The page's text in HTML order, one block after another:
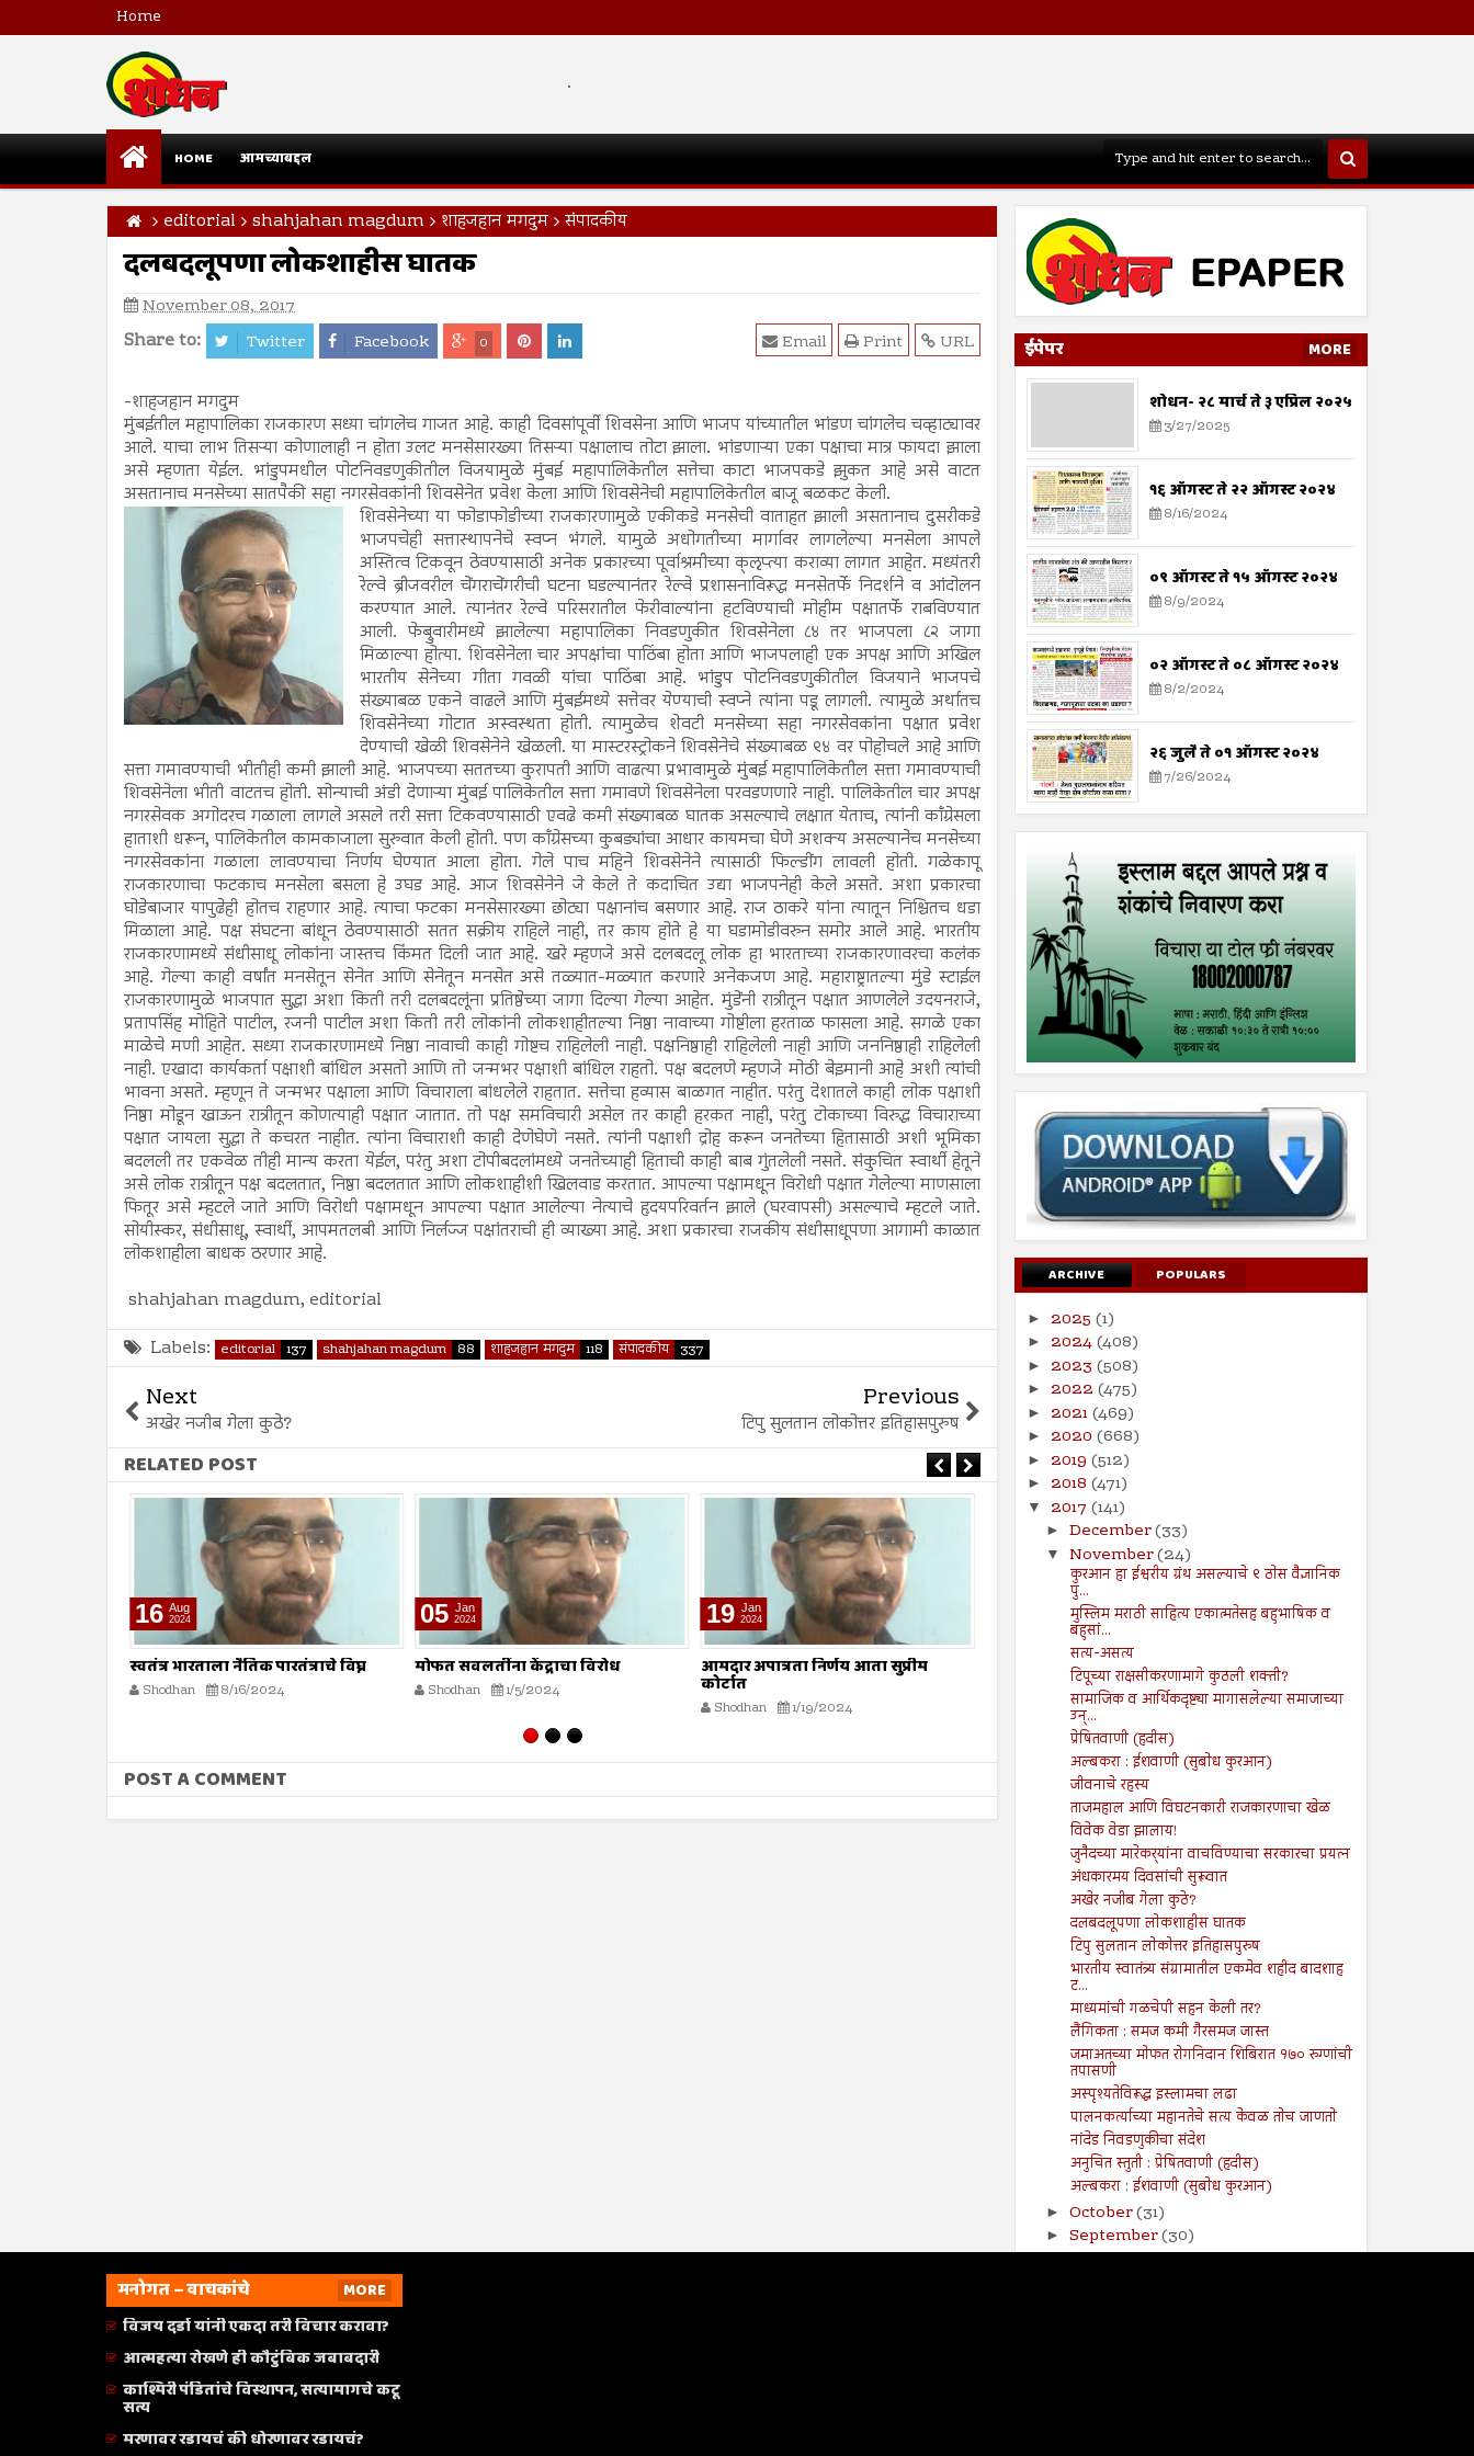
Home
.
HOME आमच्याबद्दल
editorial shahjahan magdum शाहजहान मगदुम संपादकीय
दलबदलूपणा लोकशाहीस घातक
November 08, 2017
Share to: Twitter Facebook 0 URL
Print
Email
-शाहजहान मगदुम
मुंबईतील महापालिका राजकारण सध्या चांगलेच गाजत आहे. काही दिवसांपूर्वी शिवसेना आणि भाजप यांच्यातील भांडण चांगलेच चव्हाट्यावर
आले. याचा लाभ तिसऱ्या कोणालाही न होता उलट मनसेसारख्या तिसऱ्या पक्षालाच तोटा झाला. भांडणाऱ्या एका पक्षाचा मात्र फायदा झाला
असे म्हणता येईल. भांडुपमधील पोटनिवडणुकीतील विजयामुळे मुंबई महापालिकेतील सत्तेचा काटा भाजपकडे झुकत आहे असे वाटत
असतानाच मनसेच्या सातपैकी सहा नगरसेवकांनी शिवसेनेत प्रवेश केला आणि शिवसेनेची महापालिकेतील बाजू बळकट केली.
शिवसेनेच्या या फोडाफोडीच्या राजकारणामुळे एकीकडे मनसेची वाताहत झाली असतानाच दुसरीकडे
भाजपचेही सत्तास्थापनेचे स्वप्न भंगले. यामुळे अधोगतीच्या मार्गावर लागलेल्या मनसेला आपले
अस्तित्व टिकवून ठेवण्यासाठी अनेक प्रकारच्या पूर्वाश्रमीच्या क्ऌप्त्या कराव्या लागत आहेत. मध्यंतरी
रेल्वे ब्रीजवरील चेंगराचेंगरीची घटना घडल्यानंतर रेल्वे प्रशासनाविरूद्ध मनसेतर्फे निदर्शने व आंदोलन
करण्यात आले. त्यानंतर रेल्वे परिसरातील फेरीवाल्यांना हटविण्याची मोहीम पक्षातर्फे राबविण्यात
आली. फेब्रुवारीमध्ये झालेल्या महापालिका निवडणुकीत शिवसेनेला ८४ तर भाजपला ८२ जागा
मिळाल्या होत्या. शिवसेनेला चार अपक्षांचा पाठिंबा होता आणि भाजपलाही एक अपक्ष आणि अखिल
भारतीय सेनेच्या गीता गवळी यांचा पाठिंबा आहे. भांडुप पोटनिवडणुकीतील विजयाने भाजपचे
संख्याबळ एकने वाढले आणि मुंबईमध्ये सत्तेवर येण्याची स्वप्ने त्यांना पडू लागली. त्यामुळे अर्थातच
शिवसेनेच्या गोटात अस्वस्थता होती. त्यामुळेच शेवटी मनसेच्या सहा नगरसेवकांना पक्षात प्रवेश
देण्याची खेळी शिवसेनेने खेळली. या मास्टरस्ट्रोकने शिवसेनेचे संख्याबळ ९४ वर पोहोचले आहे आणि
सत्ता गमावण्याची भीतीही कमी झाली आहे. भाजपच्या सततच्या कुरापती आणि वाढत्या प्रभावामुळे मुंबई महापालिकेतील सत्ता गमावण्याची
शिवसेनेला भीती वाटतच होती. सोन्याची अंडी देणाऱ्या मुंबई पालिकेतील सत्ता गमावणे शिवसेनेला परवडणणारे नाही. पालिकेतील चार अपक्ष
नगरसेवक अगोदरच गळाला लागले असले तरी सत्ता टिकवण्यासाठी एवढे कमी संख्याबळ घातक असल्याचे लक्षात येताच, त्यांनी काँग्रेसला
हाताशी धरून, पालिकेतील कामकाजाला सुरुवात केली होती. पण काँग्रेसच्या कुबड्यांचा आधार कायमचा घेणे अशक्य असल्यानेच मनसेच्या
नगरसेवकांना गळाला लावण्याचा निर्णय घेण्यात आला होता. गेले पाच महिने शिवसेनेने त्यासाठी फिल्डींग लावली होती. गळेकापू
राजकारणाचा फटकाच मनसेला बसला हे उघड आहे. आज शिवसेनेने जे केले ते कदाचित उद्या भाजपनेही केले असते. अशा प्रकारचा
घोडेबाजार यापुढेही होतच राहणार आहे. त्याचा फटका मनसेसारख्या छोट्या पक्षानांच बसणार आहे. राज ठाकरे यांना त्यातून निश्चितच धडा
मिळाला आहे. पक्ष संघटना बांधून ठेवण्यासाठी सतत सक्रीय राहिले नाही, तर काय होते हे या घडामोडीवरुन समोर आले आहे. भारतीय
राजकारणामध्ये संधीसाधू लोकांना जास्तच किंमत दिली जात आहे. खरे म्हणजे असे दलबदलू लोक हा भारताच्या राजकारणावरचा कलंक
आहे. गेल्या काही वर्षांत मनसेतून सेनेत आणि सेनेतून मनसेत असे तळ्यात-मळ्यात करणारे अनेकजण आहे. महाराष्ट्रातल्या मुंडे स्टाईल
राजकारणामुळे भाजपात सुद्धा अशा किती तरी दलबदलूंना प्रतिष्ठेच्या जागा दिल्या गेल्या आहेत. मुंडेंनी रात्रीतून पक्षात आणलेले उदयनराजे,
प्रतापसिंह मोहिते पाटील, रजनी पाटील अशा किती तरी लोकांनी लोकशाहीतल्या निष्ठा नावाच्या गोष्टीला हरताळ फासला आहे. सगळे एका
माळेचे मणी आहेत. सध्या राजकारणामध्ये निष्ठा नावाची काही गोष्टच राहिलेली नाही. पक्षनिष्ठाही राहिलेली नाही आणि जननिष्ठाही राहिलेली
नाही. एखादा कार्यकर्ता पक्षाशी बांधिल असतो आणि तो जन्मभर पक्षाशी बांधिल राहतो. पक्ष बदलणे म्हणजे मोठी बेइमानी आहे अशी त्यांची
भावना असते. म्हणून ते जन्मभर पक्षाला आणि विचाराला बांधलेले राहतात. सत्तेचा हव्यास बाळगत नाहीत. परंतु देशातले काही लोक पक्षाशी
निष्ठा मोडून खाऊन रात्रीतून कोणत्याही पक्षात जातात. तो पक्ष समविचारी असेल तर काही हरकत नाही, परंतु टोकाच्या विरुद्ध विचाराच्या
पक्षात जायला सुद्धा ते कचरत नाहीत. त्यांना विचाराशी काही देणेघेणे नसते. त्यांनी पक्षाशी द्रोह करून जनतेच्या हितासाठी अशी भूमिका
बदलली तर एकवेळ तीही मान्य करता येईल, परंतु अशा टोपीबदलांमध्ये जनतेच्याही हिताची काही बाब गुंतलेली नसते. संकुचित स्वार्थी हेतूने
असे लोक रात्रीतून पक्ष बदलतात, निष्ठा बदलतात आणि लोकशाहीशी खिलवाड करतात. आपल्या पक्षामधून विरोधी पक्षात गेलेल्या माणसाला
फितूर असे म्हटले जाते आणि विरोधी पक्षामधून आपल्या पक्षात आलेल्या नेत्याचे हृदयपरिवर्तन झाले (घरवापसी) असल्याचे म्हटले जाते.
सोयीस्कर, संधीसाधू, स्वार्थी, आपमतलबी आणि निर्लज्ज पक्षांतराची ही व्याख्या आहे. अशा प्रकारचा राजकीय संधीसाधूपणा आगामी काळात
लोकशाहीला बाधक ठरणार आहे.
shahjahan magdum, editorial
Labels: editorial 137 shahjahan magdum 88 शाहजहान मगदुम 118 संपादकीय 337
Next
अखेर नजीब गेला कुठे?
Previous
टिपु सुलतान लोकोत्तर इतिहासपुरुष
RELATED POST
05 Jan
2024
मोफत सवलतींना केंद्राचा विरोध
Shodhan 1/5/2024
19 Jan
2024
आमदार अपात्रता निर्णय आता सुप्रीम
कोर्टात
13 Mar
2024
‘रमज़ान’ कुरआनच्या प्रकाशात
Shodhan
विचारसरणीरहित राजकीय विचारधारेचा
3/29/2024
28 Jun
2024
महाराष्ट्रात पुन्हा मुस्लिम
मागणी!
Shodhan
POST A COMMENT
ईपेपर MORE
शोधन- २८ मार्च ते ३ एप्रिल २०२५
3/27/2025
१६ ऑगस्ट ते २२ ऑगस्ट २०२४
8/16/2024
०९ ऑगस्ट ते १५ ऑगस्ट २०२४
8/9/2024
०२ ऑगस्ट ते ०८ ऑगस्ट २०२४
8/2/2024
२६ जुलै ते ०१ ऑगस्ट २०२४
7/26/2024
ARCHIVE POPULARS
► 2025 (1)
► 2024(408)
► 2023 (508)
► 2022 (475)
► 2021(469)
► 2020 (668)
► 2019 (512)
► 2018 (471)
▼ 2017 (141)
► December(33)
▼ November(24)
कुरआन हा ईश्वरीय ग्रंथ असल्याचे ९ ठोस वैज्ञानिक
पु...
मुस्लिम मराठी साहित्य एकात्मतेसह बहुभाषिक व
बहुसां...
सत्य-असत्य
टिपूच्या राक्षसीकरणामागे कुठली शक्ती?
सामाजिक व आर्थिकदृष्ट्या मागासलेल्या समाजाच्या
उन्...
प्रेषितवाणी (हदीस)
अल्बकरा : ईशवाणी (सुबोध कुरआन)
जीवनाचे रहस्य
ताजमहाल आणि विघटनकारी राजकारणाचा खेळ
विवेक वेडा झालाय!
जुनैदच्या मारेकर्‍यांना वाचविण्याचा सरकारचा प्रयत्न
अंधकारमय दिवसांची सुरूवात
अखेर नजीब गेला कुठे?
दलबदलूपणा लोकशाहीस घातक
टिपु सुलतान लोकोत्तर इतिहासपुरुष
भारतीय स्वातंत्र्य संग्रामातील एकमेव शहीद बादशाह
ट...
माध्यमांची गळचेपी सहन केली तर?
लैंगिकता : समज कमी गैरसमज जास्त
जमाअतच्या मोफत रोगनिदान शिबिरात १७० रुग्णांची
तपासणी
अस्पृश्यतेविरूद्ध इस्लामचा लढा
पालनकर्त्याच्या महानतेचे सत्य केवळ तोच जाणतो
नांदेड निवडणुकीचा संदेश
अनुचित स्तुती : प्रेषितवाणी (हदीस)
अल्बकरा : ईशवाणी (सुबोध कुरआन)
► October(31)
► September(30)
August(23)
मनोगत – वाचकांचे
MORE
विजय दर्डा यांनी एकदा तरी विचार करावा?
आत्महत्या रोखणे ही कौटुंबिक जबाबदारी
काश्मिरी पंडितांचे विस्थापन, सत्यामागचे कटू
सत्य
मरणावर रडायचं की धोरणावर रडायचं?